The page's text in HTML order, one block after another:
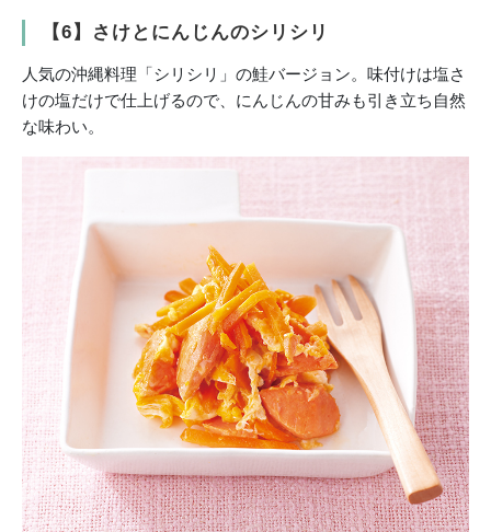
【6】さけとにんじんのシリシリ
人気の沖縄料理「シリシリ」の鮭バージョン。味付けは塩さ
けの塩だけで仕上げるので、にんじんの甘みも引き立ち自然
な味わい。